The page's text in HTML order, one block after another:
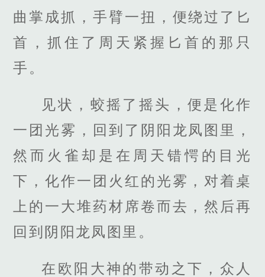
曲掌成抓，手臂一扭，便绕过了匕
首，抓住了周天紧握匕首的那只
手。
见状，蛟摇了摇头，便是化作
一团光雾，回到了阴阳龙凤图里，
然而火雀却是在周天错愕的目光
下，化作一团火红的光雾，对着桌
上的一大堆药材席卷而去，然后再
回到阴阳龙凤图里。
在欧阳大神的带动之下，众人